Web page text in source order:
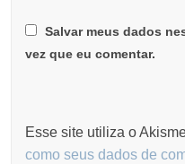
Salvar meus dados
vez que eu comentar.
Esse site utiliza o
como seus dados de